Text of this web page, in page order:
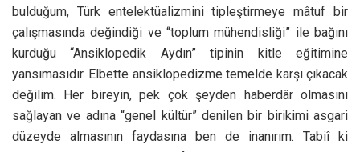
bulduğum, Türk entelektüalizmini tipleştirmeye mâtuf bir
çalışmasında değindiği ve “toplum mühendisliği” ile bağını
kurduğu “Ansiklopedik Aydın” tipinin kitle eğitimine
yansımasıdır. Elbette ansiklopedizme temelde karşı çıkacak
değilim. Her bireyin, pek çok şeyden haberdâr olmasını
sağlayan ve adına “genel kültür” denilen bir birikimi asgari
düzeyde almasının faydasına ben de inanırım. Tabiî ki